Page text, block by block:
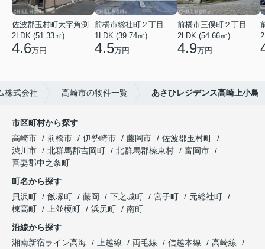
佐波郡玉村町大字角渕
2LDK (51.33㎡)
4.6万円
前橋市総社町２丁目
1LDK (39.74㎡)
4.5万円
前橋市三俣町２丁目
2LDK (54.66㎡)
4.9万円
株式会社 高崎市の物件一覧 あさひレジデンス高崎上小鳥
市区町村から探す
高崎市
前橋市 伊勢崎市 藤岡市
佐波郡玉村町
渋川市
北群馬郡吉岡町 北群馬郡榛東村
富岡市
吾妻郡中之条町
町名から探す
貝沢町
飯塚町 藤岡 下之城町 宮子町
元総社町
棟高町
上並榎町 浜尻町
南町
沿線から探す
湘南新宿ライン高海
上越線 両毛線 信越本線
高崎線